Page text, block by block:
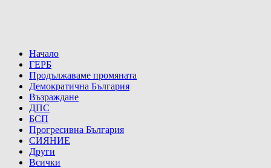
Начало
ГЕРБ
Продължаваме промяната
Демократична България
Възраждане
ДПС
БСП
Прогресивна България
СИЯНИЕ
Други
Всички